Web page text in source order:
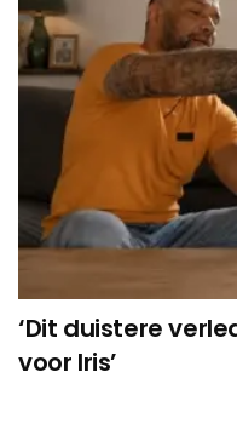
‘Dit duistere
voor Iris’